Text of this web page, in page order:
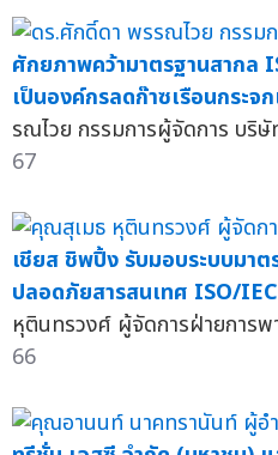
ศักยภาพคว้ามาตรฐานสากล
เป็นองค์กรลดก๊าซเรือนกระจ
รณไวย กรรมการผู้จัดการ บริษั
67
เชียส ชิพปิ้ง รับมอบระบบมา
ปลอดภัยสารสนเทศ ISO/
หุตินทรวงศ์ ผู้จัดการฝ่ายการพ
66